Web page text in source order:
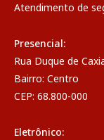
Atendimento de
Presencial:
Rua Duque de
Bairro: Centro
CEP: 68.800-000
Eletrônico: